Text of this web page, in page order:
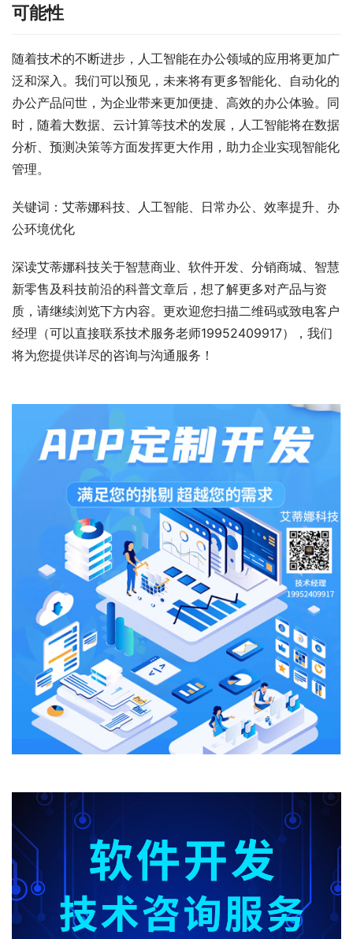
可能性
随着技术的不断进步，人工智能在办公领域的应用将更加广
泛和深入。我们可以预见，未来将有更多智能化、自动化的
办公产品问世，为企业带来更加便捷、高效的办公体验。同
时，随着大数据、云计算等技术的发展，人工智能将在数据
分析、预测决策等方面发挥更大作用，助力企业实现智能化
管理。
关键词：艾蒂娜科技、人工智能、日常办公、效率提升、办
公环境优化
深读艾蒂娜科技关于智慧商业、软件开发、分销商城、智慧
新零售及科技前沿的科普文章后，想了解更多对产品与资
质，请继续浏览下方内容。更欢迎您扫描二维码或致电客户
经理（可以直接联系技术服务老师19952409917），我们
将为您提供详尽的咨询与沟通服务！